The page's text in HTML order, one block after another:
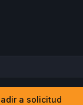
a solicitud